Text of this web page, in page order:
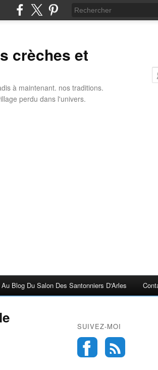
crèches et
à maintenant. nos traditions.
perdu dans l'univers.
Blog Du Salon Des Santonniers D'Arles
SUIVEZ-MOI